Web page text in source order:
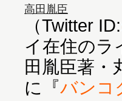
高田胤臣
（Twitter ID:
イ在住のラ
田胤臣著・
に『バンコ